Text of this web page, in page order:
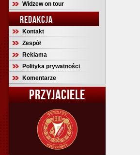
Widzew on tour
REDAKCJA
Kontakt
Zespół
Reklama
Polityka prywatności
Komentarze
PRZYJACIELE